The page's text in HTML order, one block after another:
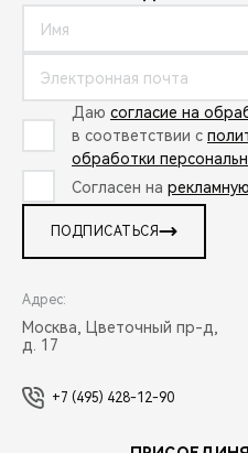
Даю согласие на
в соответствии с
обработки
Согласен на
ПОДПИСАТЬСЯ
Адрес:
Москва, Цветочный пр-д,
д. 17
+7 (495) 428-12-90